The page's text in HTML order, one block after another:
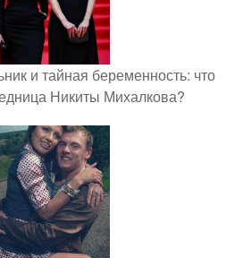
и тайная беременность: что
Никиты Михалкова?